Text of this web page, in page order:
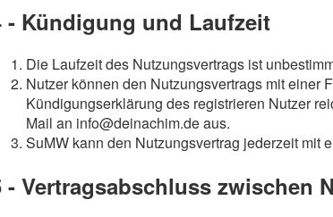
- Kündigung und Laufzeit
Die Laufzeit des Nutzungsvertrags ist
Nutzer können den Nutzungsvertrags mit einer
Kündigungserklärung des registrieren Nutzer
Mail an info@deinachim.de aus.
SuMW kann den Nutzungsvertrag jederzeit mit
- Vertragsabschluss zwischen